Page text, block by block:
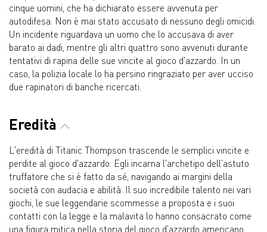
cinque uomini, che ha dichiarato essere avvenuta per
autodifesa. Non è mai stato accusato di nessuno degli omicidi.
Un incidente riguardava un uomo che lo accusava di aver
barato ai dadi, mentre gli altri quattro sono avvenuti durante
tentativi di rapina delle sue vincite al gioco d'azzardo. In un
caso, la polizia locale lo ha persino ringraziato per aver ucciso
due rapinatori di banche ricercati.
Eredità
L'eredità di Titanic Thompson trascende le semplici vincite e
perdite al gioco d'azzardo. Egli incarna l'archetipo dell'astuto
truffatore che si è fatto da sé, navigando ai margini della
società con audacia e abilità. Il suo incredibile talento nei vari
giochi, le sue leggendarie scommesse a proposta e i suoi
contatti con la legge e la malavita lo hanno consacrato come
una figura mitica nella storia del gioco d'azzardo americano.